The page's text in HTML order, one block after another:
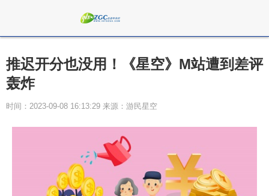
推迟开分也没用！《星空》M站遭到差评
轰炸
时间：2023-09-08 16:13:29 来源：游民星空